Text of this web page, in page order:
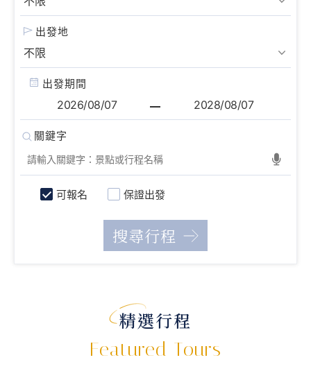
出發地
出發期間
可報名 保證出發
精選行程
Featured Tours